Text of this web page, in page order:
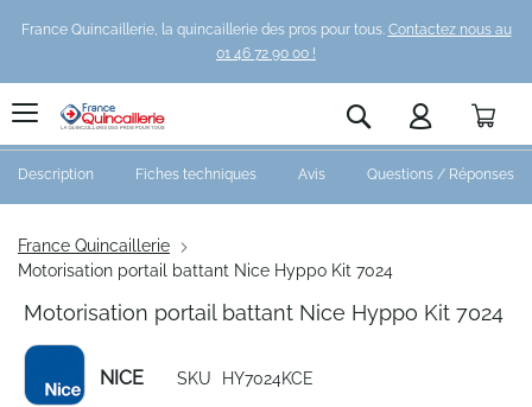
France Quincaillerie, la quincaillerie des pros pour tous. Contactez nous au
01 46 72 90 00 !
Rechercher
France Quincaillerie
Motorisation portail battant Nice Hyppo Kit 7024
Motorisation portail battant Nice Hyppo Kit 7024
NICE SKU HY7024KCE
Description Fiches techniques Avis Questions / Réponses